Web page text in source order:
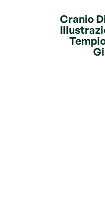
Cranio